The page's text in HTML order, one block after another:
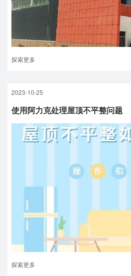
探索更多
2023-10-25
使用阿力克处理屋顶不平整问题
探索更多